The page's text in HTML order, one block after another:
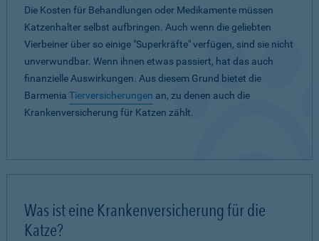
Die Kosten für Behandlungen oder Medikamente müssen
Katzenhalter selbst aufbringen. Auch wenn die geliebten
Vierbeiner über so einige "Superkräfte" verfügen, sind sie nicht
unverwundbar. Wenn ihnen etwas passiert, hat das auch
finanzielle Auswirkungen. Aus diesem Grund bietet die
Barmenia Tierversicherungen an, zu denen auch die
Krankenversicherung für Katzen zählt.
Was ist eine Krankenversicherung für die
Katze?